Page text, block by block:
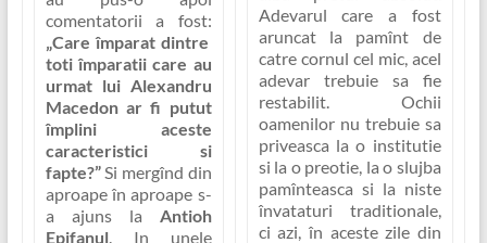
comentatorii a fost:
„Care împarat dintre
toti împaratii care au
urmat lui Alexandru
Macedon ar fi putut
împlini aceste
caracteristici si
fapte?”Si mergînd din
aproape în aproape s-
a ajuns la Antioh
Epifanul. In unele
Adevarul care a fost
aruncat la pamînt de
catre cornul cel mic, acel
adevar trebuie sa fie
restabilit. Ochii
oamenilor nu trebuie sa
priveasca la o institutie
si la o preotie, la o slujba
pamînteasca si la niste
învataturi traditionale,
ci azi, în aceste zile din